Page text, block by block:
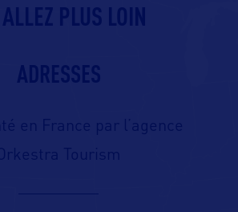
ALLEZ PLUS LOIN
ADRESSES
en France par l’agence